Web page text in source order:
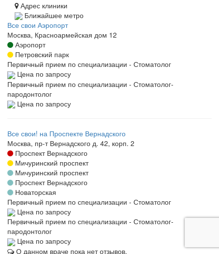
Адрес клиники
Ближайшее метро
Все свои Аэропорт
Москва, Красноармейская дом 12
Аэропорт
Петровский парк
Первичный прием по специализации - Стоматолог
Цена по запросу
Первичный прием по специализации - Стоматолог-
пародонтолог
Цена по запросу
Все свои! на Проспекте Вернадского
Москва, пр-т Вернадского д. 42, корп. 2
Проспект Вернадского
Мичуринский проспект
Мичуринский проспект
Проспект Вернадского
Новаторская
Первичный прием по специализации - Стоматолог
Цена по запросу
Первичный прием по специализации - Стоматолог-
пародонтолог
Цена по запросу
О данном враче пока нет отзывов.